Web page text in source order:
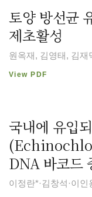
토양 방선균
제초활성
원옥재, 김영태, 김
View PDF
국내에 유입
DNA 바코드
이정란*·김창석·이인